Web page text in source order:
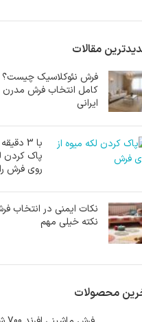
مقالات
فرش نئوکلاسیک چیست؟
کامل انتخاب فرش مدرن
ایرانی
با 3
پاک کردن
روی فرش
نکته خیلی مهم
محصولات